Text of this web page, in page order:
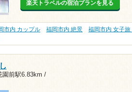
楽天トラベルの宿泊プランを見る
市内 カップル 福岡市内 絶景 福岡市内 女子
園前駅6.83km /